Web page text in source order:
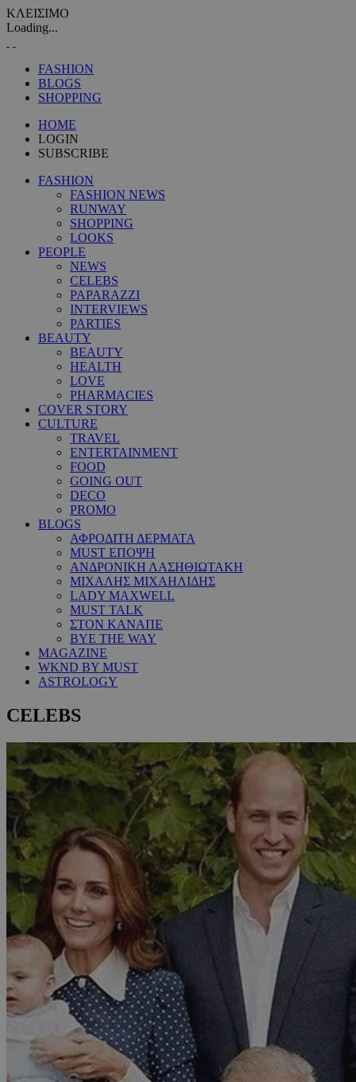
ΚΛΕΙΣΙΜΟ
Loading...
FASHION
BLOGS
SHOPPING
HOME
LOGIN
SUBSCRIBE
FASHION
FASHION NEWS
RUNWAY
SHOPPING
LOOKS
PEOPLE
NEWS
CELEBS
PAPARAZZI
INTERVIEWS
PARTIES
BEAUTY
BEAUTY
HEALTH
LOVE
PHARMACIES
COVER STORY
CULTURE
TRAVEL
ENTERTAINMENT
FOOD
GOING OUT
DECO
PROMO
BLOGS
ΑΦΡΟΔΙΤΗ ΔΕΡΜΑΤΑ
MUST ΕΠΟΨΗ
ΑΝΔΡΟΝΙΚΗ ΛΑΣΗΘΙΩΤΑΚΗ
ΜΙΧΑΛΗΣ ΜΙΧΑΗΛΙΔΗΣ
LADY MAXWELL
MUST TALK
ΣΤΟΝ ΚΑΝΑΠΕ
BYE THE WAY
MAGAZINE
WKND BY MUST
ASTROLOGY
CELEBS